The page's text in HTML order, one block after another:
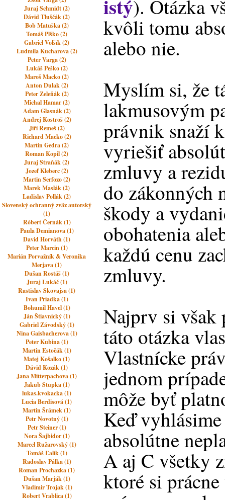
Juraj Schmidt (2)
Dávid Tluščák (2)
Bob Matuška (2)
Tomáš Plško (2)
Gabriel Volšík (2)
Ludmila Kucharova (2)
Peter Varga (2)
Lukáš Peško (2)
Maroš Macko (2)
Anton Dulak (2)
Peter Zeleňák (2)
Michal Hamar (2)
Adam Glasnák (2)
Andrej Kostroš (2)
Jiří Remeš (2)
Richard Macko (2)
Martin Gedra (2)
Roman Kopil (2)
Juraj Straňák (2)
Jozef Kleberc (2)
Martin Serfozo (2)
Marek Maslák (2)
Ladislav Pollák (2)
Slovenský ochranný zväz autorský
(1)
Róbert Černák (1)
Paula Demianova (1)
David Horváth (1)
Peter Marcin (1)
Marián Porvažník & Veronika
Merjava (1)
Dušan Rostáš (1)
Juraj Lukáč (1)
Rastislav Skovajsa (1)
Ivan Priadka (1)
Bohumil Havel (1)
Ján Štiavnický (1)
Gabriel Závodský (1)
Nina Gaisbacherova (1)
Peter Kubina (1)
Martin Estočák (1)
Matej Košalko (1)
Dávid Kozák (1)
Jana Mitterpachova (1)
Jakub Stupka (1)
lukas.kvokacka (1)
Lucia Berdisová (1)
Martin Šrámek (1)
Petr Novotný (1)
Petr Steiner (1)
Nora Šajbidor (1)
Marcel Ružarovský (1)
Tomáš Ľalík (1)
Radoslav Pálka (1)
Roman Prochazka (1)
Dušan Marják (1)
Vladimir Trojak (1)
Robert Vrablica (1)
istý). Otázka
kvôli tomu
alebo nie.
Myslím si, že
lakmusovým
právnik snaží
vyriešiť
zmluvy a
do zákonných
škody a
obohatenia
každú cenu
zmluvy.
Najprv si však
táto otázka
Vlastnícke
jednom
môže byť
Keď
absolútne
A aj C všetky
ktoré si